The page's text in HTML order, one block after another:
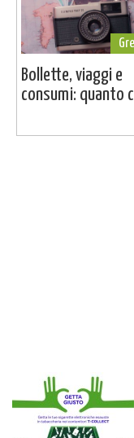
Bollette, viaggi e
consumi: quanto